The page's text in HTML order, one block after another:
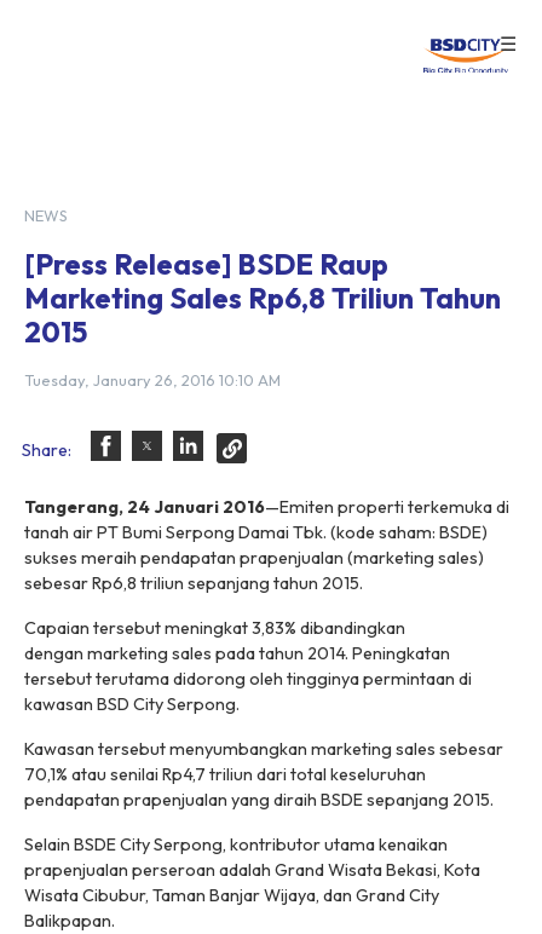
☰
NEWS
[Press Release] BSDE Raup
Marketing Sales Rp6,8 Triliun Tahun
2015
Tuesday, January 26, 2016 10:10 AM
Share:
Tangerang, 24 Januari 2016—Emiten properti terkemuka di
tanah air PT Bumi Serpong Damai Tbk. (kode saham: BSDE)
sukses meraih pendapatan prapenjualan (marketing sales)
sebesar Rp6,8 triliun sepanjang tahun 2015.
Capaian tersebut meningkat 3,83% dibandingkan
dengan marketing sales pada tahun 2014. Peningkatan
tersebut terutama didorong oleh tingginya permintaan di
kawasan BSD City Serpong.
Kawasan tersebut menyumbangkan marketing sales sebesar
70,1% atau senilai Rp4,7 triliun dari total keseluruhan
pendapatan prapenjualan yang diraih BSDE sepanjang 2015.
Selain BSDE City Serpong, kontributor utama kenaikan
prapenjualan perseroan adalah Grand Wisata Bekasi, Kota
Wisata Cibubur, Taman Banjar Wijaya, dan Grand City
Balikpapan.